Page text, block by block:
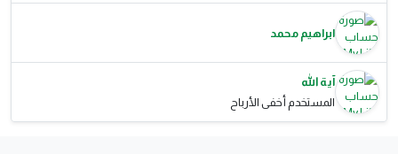
ابراهيم محمد
آية الله
المستخدم أخفى الأرباح